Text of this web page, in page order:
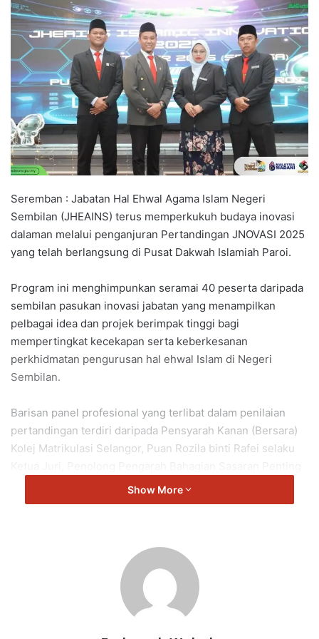
d
a
m
a
Seremban : Jabatan Hal Ehwal Agama Islam Negeri
Sembilan (JHEAINS) terus memperkukuh budaya inovasi
dalaman melalui penganjuran Pertandingan JNOVASI 2025
yang telah berlangsung di Pusat Dakwah Islamiah Paroi.
Program ini menghimpunkan seramai 40 peserta daripada
sembilan pasukan inovasi jabatan yang menampilkan
pelbagai idea dan projek berimpak tinggi bagi
mempertingkat kecekapan serta keberkesanan
perkhidmatan pengurusan hal ehwal Islam di Negeri
Sembilan.
Barisan panel profesional yang terlibat dalam penilaian
pertandingan terdiri daripada Pensyarah Kanan (Bersara)
Kolej Matrikulasi Selangor, Puan Rozila binti Rafei selaku
Tempat Larangan Hospital Selayang, Encik Muhammad
Muzzammil bin Razali serta Pegawai Teknologi Makanan
Show More